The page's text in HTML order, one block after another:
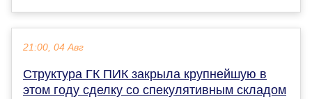
21:00, 04 Авг
Структура ГК ПИК закрыла крупнейшую в
этом году сделку со спекулятивным складом